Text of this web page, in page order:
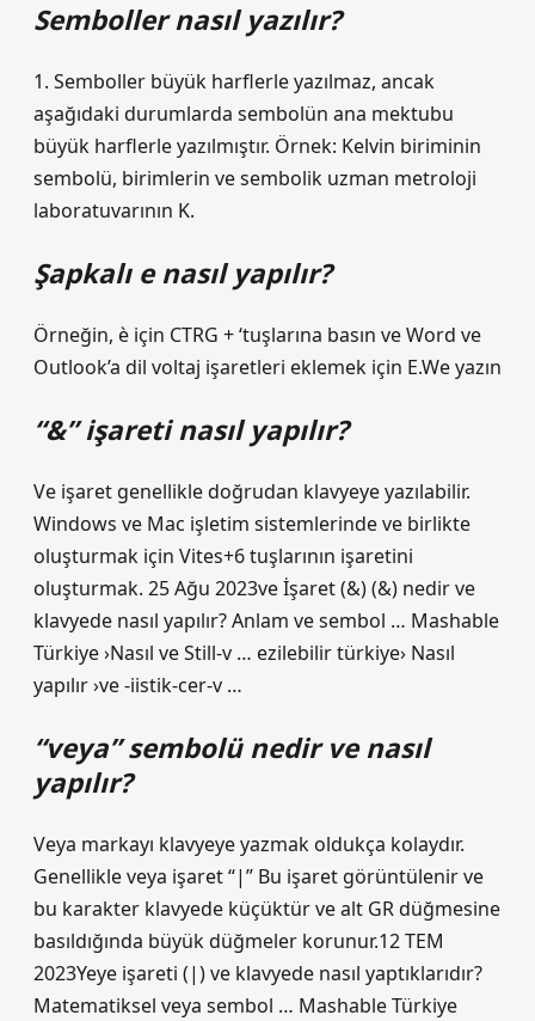
Semboller nasıl yazılır?
1. Semboller büyük harflerle yazılmaz, ancak
aşağıdaki durumlarda sembolün ana mektubu
büyük harflerle yazılmıştır. Örnek: Kelvin biriminin
sembolü, birimlerin ve sembolik uzman metroloji
laboratuvarının K.
Şapkalı e nasıl yapılır?
Örneğin, è için CTRG + ‘tuşlarına basın ve Word ve
Outlook’a dil voltaj işaretleri eklemek için E.We yazın
“&” işareti nasıl yapılır?
Ve işaret genellikle doğrudan klavyeye yazılabilir.
Windows ve Mac işletim sistemlerinde ve birlikte
oluşturmak için Vites+6 tuşlarının işaretini
oluşturmak. 25 Ağu 2023ve İşaret (&) (&) nedir ve
klavyede nasıl yapılır? Anlam ve sembol … Mashable
Türkiye ›Nasıl ve Still-v … ezilebilir türkiye› Nasıl
yapılır ›ve -iistik-cer-v …
“veya” sembolü nedir ve nasıl
yapılır?
Veya markayı klavyeye yazmak oldukça kolaydır.
Genellikle veya işaret “|” Bu işaret görüntülenir ve
bu karakter klavyede küçüktür ve alt GR düğmesine
basıldığında büyük düğmeler korunur.12 TEM
2023Yeye işareti (|) ve klavyede nasıl yaptıklarıdır?
Matematiksel veya sembol … Mashable Türkiye